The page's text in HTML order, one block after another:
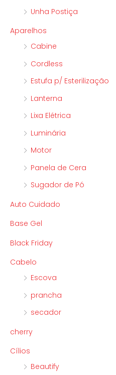
Unha Postiça
Aparelhos
Cabine
Cordless
Estufa p/ Esterilização
Lanterna
Lixa Elétrica
Luminária
Motor
Panela de Cera
Sugador de Pó
Auto Cuidado
Base Gel
Black Friday
Cabelo
Escova
prancha
secador
cherry
Cílios
Beautify